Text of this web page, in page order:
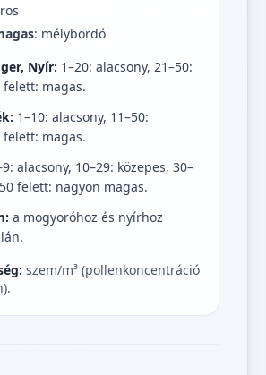
: mélybordó
Nyír: 1–20: alacsony, 21–50:
felett: magas.
1–10: alacsony, 11–50:
felett: magas.
alacsony, 10–29: közepes, 30–
felett: nagyon magas.
a mogyoróhoz és nyírhoz
szem/m³ (pollenkoncentráció